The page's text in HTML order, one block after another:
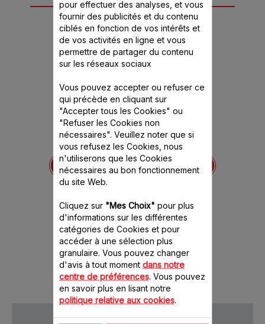
10 accessoire(s) pour
ce produit
Vis de pressage SS-
1530000012
Une exploitation totale du
13.70 CHF
Ajouter au panier
pour effectuer des analyses, et vous
fournir des publicités et du contenu
ciblés en fonction de vos intérêts et
de vos activités en ligne et vous
permettre de partager du contenu
sur les réseaux sociaux
Vous pouvez accepter ou refuser ce
qui précède en cliquant sur
"Accepter tous les Cookies" ou
"Refuser les Cookies non
nécessaires". Veuillez noter que si
vous refusez les Cookies, nous
n'utiliserons que les Cookies
nécessaires au bon fonctionnement
du site Web.
Cliquez sur "Mes Choix" pour plus
d'informations sur les différentes
catégories de Cookies et pour
accéder à une sélection plus
granulaire. Vous pouvez changer
d'avis à tout moment dans notre
centre de préférences. Vous pouvez
en savoir plus en lisant notre
politique relative aux cookies.